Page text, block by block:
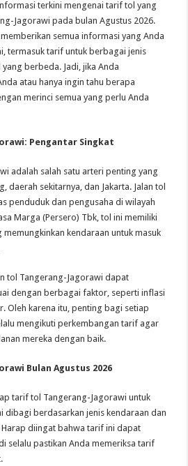
terkini mengenai tarif tol yang
Jagorawi pada bulan Agustus 2026.
semua informasi yang Anda
termasuk tarif untuk berbagai jenis
berbeda. Jadi, jika Anda
atau hanya ingin tahu berapa
merinci semua yang perlu Anda
Pengantar Singkat
adalah salah satu arteri penting yang
daerah sekitarnya, dan Jakarta. Jalan tol
penduduk dan pengusaha di wilayah
Marga (Persero) Tbk, tol ini memiliki
kendaraan untuk masuk
tol Tangerang-Jagorawi dapat
dengan berbagai faktor, seperti inflasi
Oleh karena itu, penting bagi setiap
mengikuti perkembangan tarif agar
mereka dengan baik.
Bulan Agustus 2026
tarif tol Tangerang-Jagorawi untuk
dibagi berdasarkan jenis kendaraan dan
diingat bahwa tarif ini dapat
selalu pastikan Anda memeriksa tarif